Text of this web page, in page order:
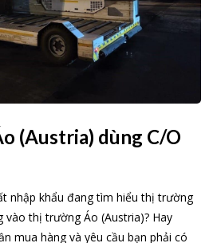
(Austria) dùng C/O
nhập khẩu đang tìm hiểu thị trường
vào thị trường Áo (Austria)? Hay
mua hàng và yêu cầu bạn phải có